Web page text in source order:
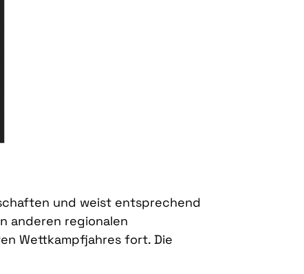
und weist entsprechend
anderen regionalen
Wettkampfjahres fort. Die